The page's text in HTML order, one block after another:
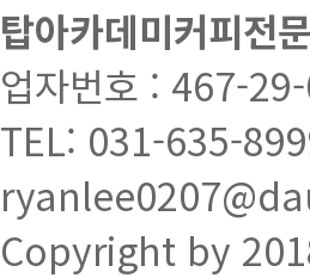
탑아카데미커피전
업자번호 : 467-
TEL: 031-635-
Copyright by